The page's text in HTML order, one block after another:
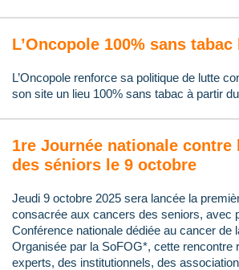
L’Oncopole 100% sans
L’Oncopole renforce sa politique de lutte
son site un lieu 100% sans tabac à partir
1re Journée nationale contre
des séniors le 9 octobre
Jeudi 9 octobre 2025 sera lancée la
consacrée aux cancers des seniors, avec
Conférence nationale dédiée au cancer de
Organisée par la SoFOG*, cette rencontre
experts, des institutionnels, des